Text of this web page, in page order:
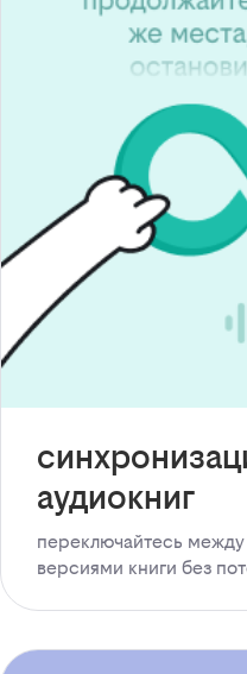
аудиокниг
переключайтесь между
версиями книги без